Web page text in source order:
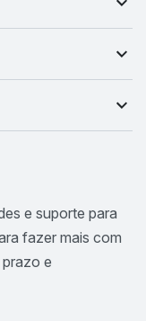
e suporte para
fazer mais com
e